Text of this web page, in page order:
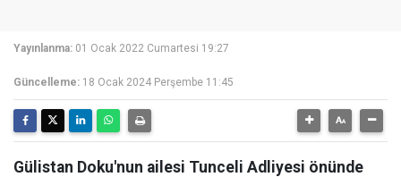
Yayınlanma: 01 Ocak 2022 Cumartesi 19:27
Güncelleme: 18 Ocak 2024 Perşembe 11:45
Gülistan Doku'nun ailesi Tunceli Adliyesi önünde